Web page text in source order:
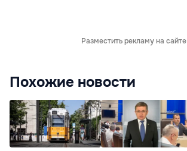
Разместить рекламу на сайте
Похожие новости